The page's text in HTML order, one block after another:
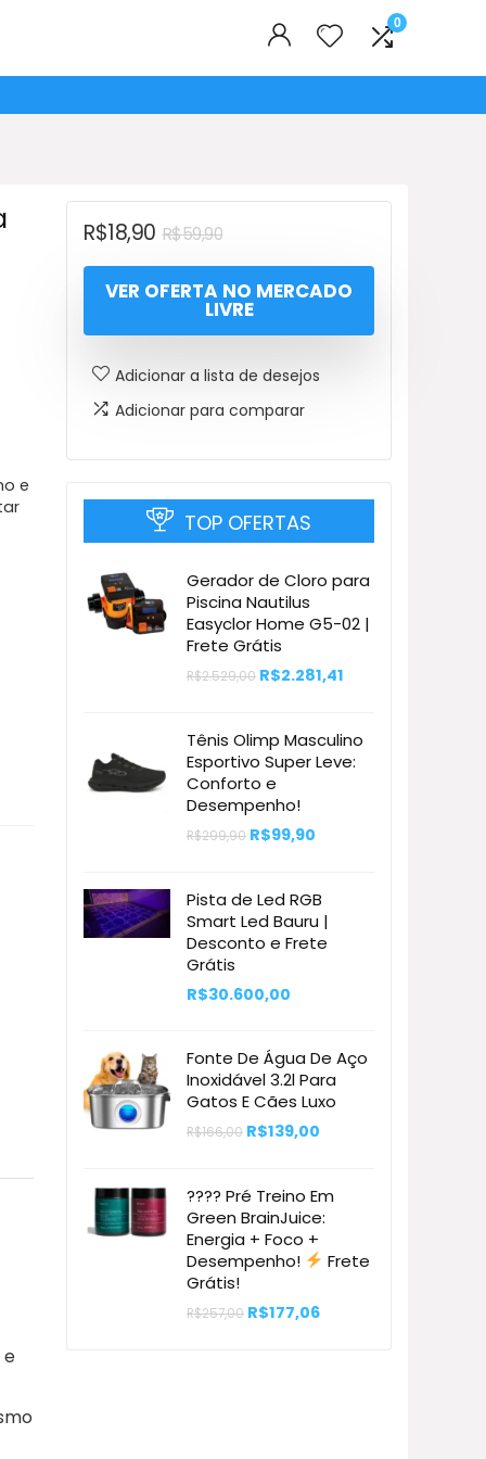
0
e
e
R$59,90O
preço
original
era:
R$18,90
O
preço
atual
é:
VER OFERTA NO MERCADO
LIVRE
Adicionar a lista de desejos
Adicionar para comparar
TOP OFERTAS
Gerador de Cloro para
Piscina Nautilus
Easyclor Home G5-02 |
Frete Grátis
R$2.529,00 O
R$2.529,00.
R$2.281,41
R$2.281,41.
Tênis Olimp Masculino
Esportivo Super Leve:
Conforto e
Desempenho!
R$299,90 O
preço
R$299,90.
R$99,90
R$99,90.
Pista de Led RGB
Smart Led Bauru |
Desconto e Frete
Grátis
R$30.600,00
Fonte De Água De Aço
Inoxidável 3.2l Para
Gatos E Cães Luxo
R$166,00 O
preço
R$166,00.
R$139,00
R$139,00.
???? Pré Treino Em
Green BrainJuice:
Energia + Foco +
Desempenho!
Frete
Grátis!
R$257,00 O
preço
R$177,06O